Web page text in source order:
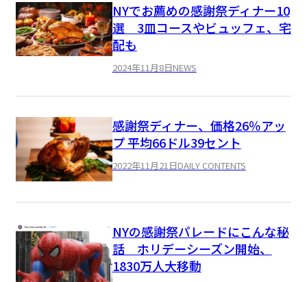
NYでお薦めの感謝祭ディナー10
選 3皿コースやビュッフェ、宅
配も
2024年11月8日NEWS
感謝祭ディナー、価格26％アッ
プ 平均66ドル39セント
2022年11月21日DAILY CONTENTS
NYの感謝祭パレードにこんな秘
話 ホリデーシーズン開始、
1830万人大移動